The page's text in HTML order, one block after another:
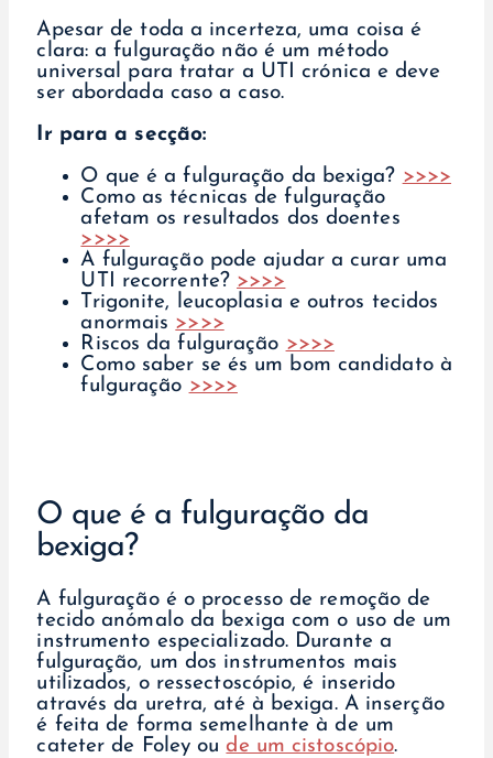
Apesar de toda a incerteza, uma coisa é
clara: a fulguração não é um método
universal para tratar a UTI crónica e deve
ser abordada caso a caso.
Ir para a secção:
O que é a fulguração da bexiga? >>>>
Como as técnicas de fulguração
afetam os resultados dos doentes
>>>>
A fulguração pode ajudar a curar uma
UTI recorrente? >>>>
Trigonite, leucoplasia e outros tecidos
anormais >>>>
Riscos da fulguração >>>>
Como saber se és um bom candidato à
fulguração >>>>
O que é a fulguração da
bexiga?
A fulguração é o processo de remoção de
tecido anómalo da bexiga com o uso de um
instrumento especializado. Durante a
fulguração, um dos instrumentos mais
utilizados, o ressectoscópio, é inserido
através da uretra, até à bexiga. A inserção
é feita de forma semelhante à de um
cateter de Foley ou de um cistoscópio.